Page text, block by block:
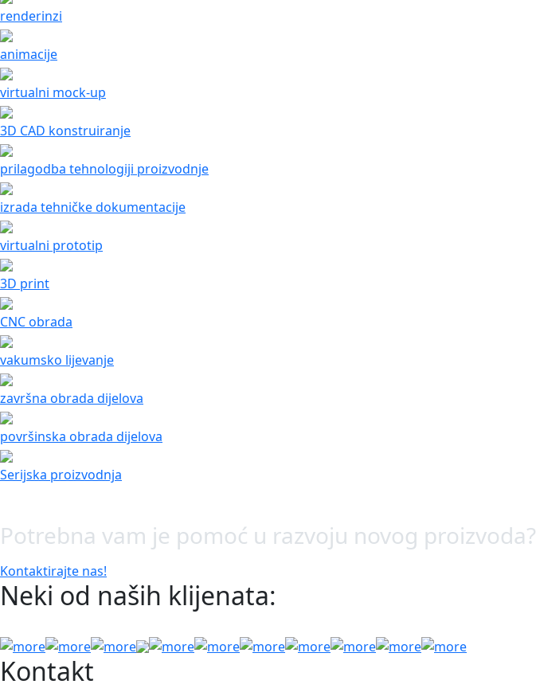
renderinzi
animacije
virtualni mock-up
3D CAD konstruiranje
prilagodba tehnologiji proizvodnje
izrada tehničke dokumentacije
virtualni prototip
3D print
CNC obrada
vakumsko lijevanje
završna obrada dijelova
površinska obrada dijelova
Serijska proizvodnja
Potrebna vam je pomoć u razvoju novog proizvoda?
Kontaktirajte nas!
Neki od naših klijenata:
Kontakt